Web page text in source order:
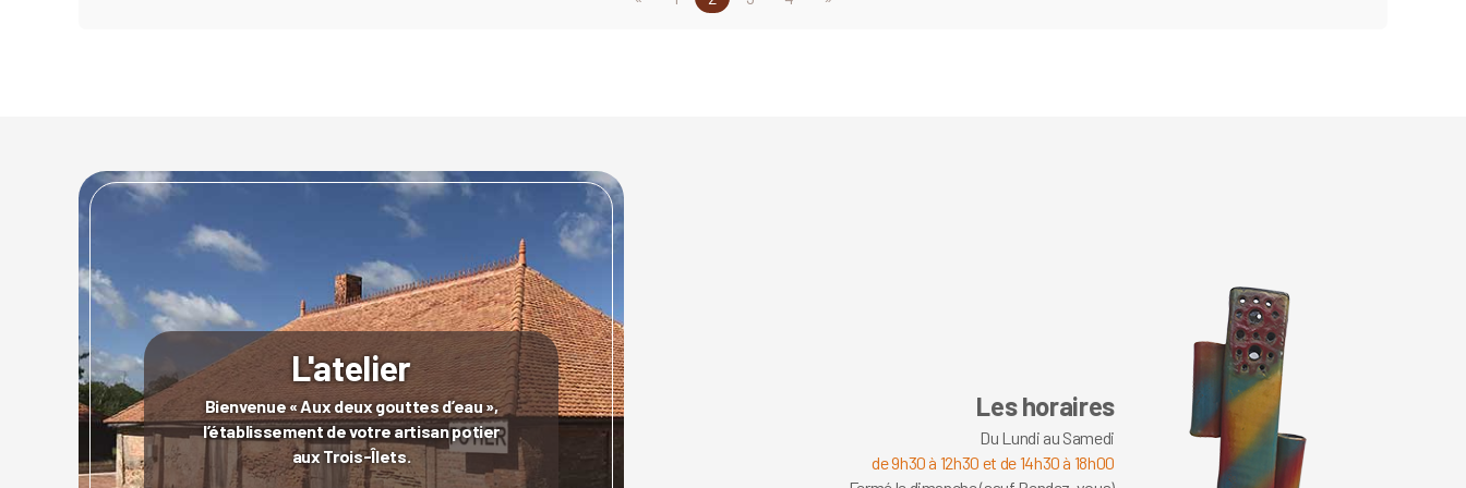
L'atelier
Bienvenue « Aux deux gouttes d’eau »,
l’établissement de votre artisan potier
aux Trois-Îlets.
Les horaires
Du Lundi au Samedi
de 9h30 à 12h30 et de 14h30 à 18h00